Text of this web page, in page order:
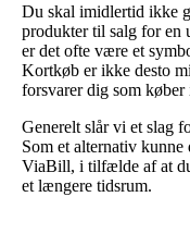
Du skal imidlertid ikke
produkter til salg for en
er det ofte være et
Kortkøb er ikke desto
forsvarer dig som
Generelt slår vi et slag
Som et alternativ
ViaBill, i tilfælde af at
et længere tidsrum.